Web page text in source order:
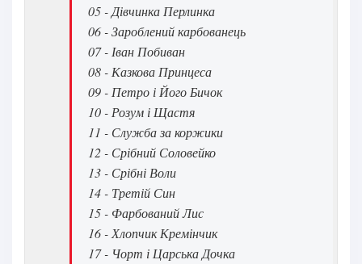
05 - Дівчинка Перлинка
06 - Зароблений карбованець
07 - Іван Побиван
08 - Казкова Принцеса
09 - Петро і Його Бичок
10 - Розум і Щастя
11 - Служба за коржики
12 - Срібний Соловейко
13 - Срібні Воли
14 - Третій Син
15 - Фарбований Лис
16 - Хлопчик Кремінчик
17 - Чорт і Царська Дочка